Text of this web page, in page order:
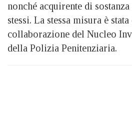
nonché acquirente di
stessi. La stessa misura è
collaborazione del Nucleo
della Polizia Penitenziaria.